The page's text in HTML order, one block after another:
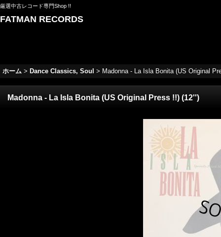
厳選中古レコード専門Shop !!
FATMAN RECORDS
ホーム > Dance Classics, Soul > Madonna - La Isla Bonita (US Original
Madonna - La Isla Bonita (US Original Press !!) (12'')